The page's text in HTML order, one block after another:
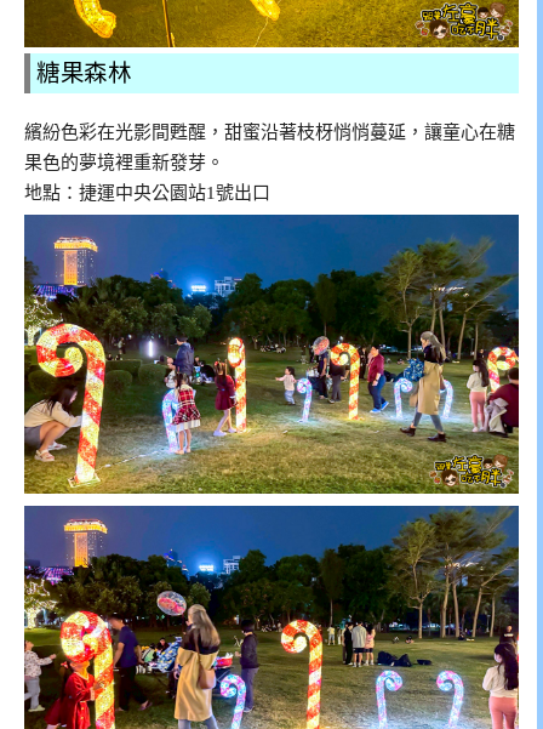
糖果森林
繽紛色彩在光影間甦醒，甜蜜沿著枝枒悄悄蔓延，讓童心在糖
果色的夢境裡重新發芽。
地點：捷運中央公園站1號出口